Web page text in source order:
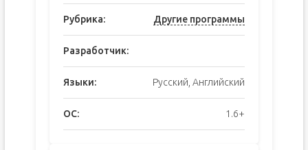
Рубрика: Другие программы
Разработчик:
Языки: Русский, Английский
ОС: 1.6+